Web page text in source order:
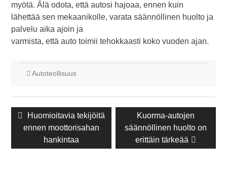
myötä. Älä odota, että autosi hajoaa, ennen kuin
lähettää sen mekaanikolle, varata säännöllinen huolto ja
palvelu aika ajoin ja
varmista, että auto toimii tehokkaasti koko vuoden ajan.
Autoteollisuus
Navigointi
Edellinen
julkaisu:
Huomioitavia tekijöitä
ennen moottorisahan
hankintaa
Seuraava
julkaisu:
Kuorma-autojen
säännöllinen huolto on
erittäin tärkeää